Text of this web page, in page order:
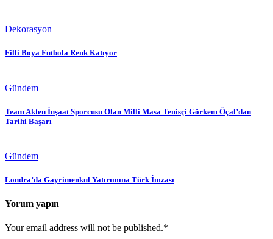
Dekorasyon
Filli Boya Futbola Renk Katıyor
Gündem
Team Akfen İnşaat Sporcusu Olan Milli Masa Tenisçi Görkem Öçal’dan
Tarihi Başarı
Gündem
Londra’da Gayrimenkul Yatırımına Türk İmzası
Yorum yapın
Your email address will not be published.*